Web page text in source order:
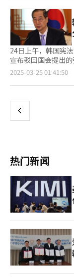
象，‘不知道’实质
项，仅允许回答‘
党’‘改革新党’及‘无支持政
刘承旼虽在模拟结
首尔市长吴世勋亦
决定参战，可能对今后民调
首都圈和中间选民
调名单，党内仍不
明确表态是否参选
党将于本月14日至
面，共同民主党为
内的胶着状态。值
百分点，而国民力量党支持
营力量相对接近的
选人，正被视为打破僵局的关键角
韩德洙10日在政府
普政府关税政策而
教、驻美国韩国大使
作出决定。 韩国《宪法》规定，在总统职位出缺后，须在60日内
举行总统选举。因
政界对选举筹备时
惠总统被罢免后的
在通话中的韩德洙
（IEEPA）制定。具
的“最低基准关税”
34%、20%、46%
品的关税税率高于
不利地位。 这一举措标志着特朗普引发的关税贸易战正逐步扩大
至全球范围，欧盟
益，预计由美国长
易体系。 韩国贸易协会公布的数据显示，韩国去年对美国出口规
模为1278亿美元，
等。 根据美国人口调查局的最新数据，今年1月自韩国进口占比为
3.4%，位居第10位
国征收对等关税措施讨论对策。 韩德洙在
的贸易危机。韩德
方对等关税措施的
为汽车等受影响较大
24日上午，韩国宪
宣布驳回国会提出
统职权。据悉，在
在政府首尔大楼发
为现实的全球贸易战中确
前全球正在面临唐
韩国国民既不希望
上、向前迈进。”韩
训是，一个极端分
梦想。因此，朝野
他进一步承诺，会
得进展，并呼吁朝
示：“为了韩国成功
请求朝野各方给予超越党派的协
代行总统职权的韩
【图片来源 韩联社】
2025-03-25 01:41:50
上
页
热门新闻